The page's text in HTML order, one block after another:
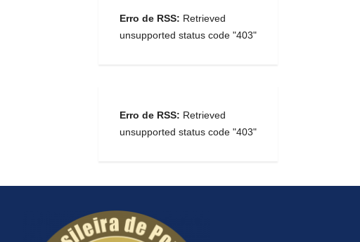
Erro de RSS: Retrieved
unsupported status code "403"
Erro de RSS: Retrieved
unsupported status code "403"